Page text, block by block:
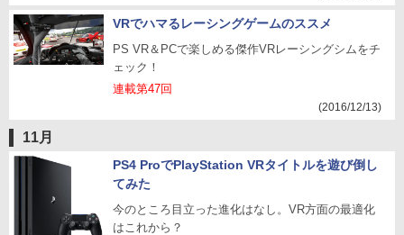
VRでハマるレーシングゲームのススメ
PS VR＆PCで楽しめる傑作VRレーシングシムをチ
ェック！
連載第47回
(2016/12/13)
11月
PS4 ProでPlayStation VRタイトルを遊び倒し
てみた
今のところ目立った進化はなし。VR方面の最適化
はこれから？